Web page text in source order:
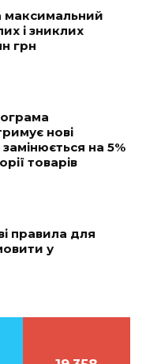
максимальний
і зниклих
грн
нові
на 5%
товарів
правила для
у